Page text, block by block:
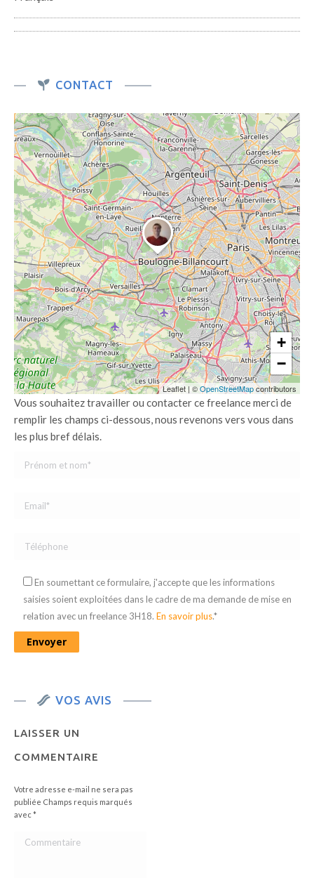
CONTACT
+
−
Leaflet| ©OpenStreetMapcontributors
Vous souhaitez travailler ou contacter ce freelance merci de
remplir les champs ci-dessous, nous revenons vers vous dans
les plus bref délais.
En soumettant ce formulaire, j'accepte que les informations
saisies soient exploitées dans le cadre de ma demande de mise en
relation avec un freelance 3H18. En savoir plus.*
VOS AVIS
LAISSER UN
COMMENTAIRE
Votre adresse e-mail ne sera pas
publiée Champs requis marqués
avec *
Commentaire